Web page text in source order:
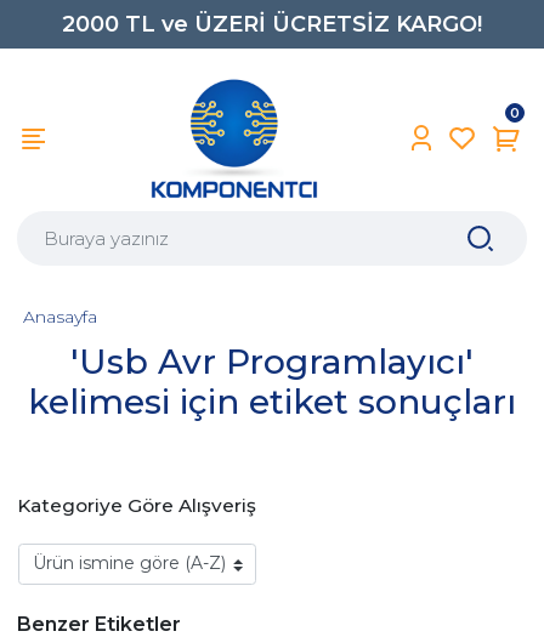
2000 TL ve ÜZERİ ÜCRETSİZ KARGO!
0850 242 0734
0
'Usb Avr Programlayıcı'
kelimesi için etiket sonuçları
Anasayfa
Kategoriye Göre Alışveriş
Benzer Etiketler